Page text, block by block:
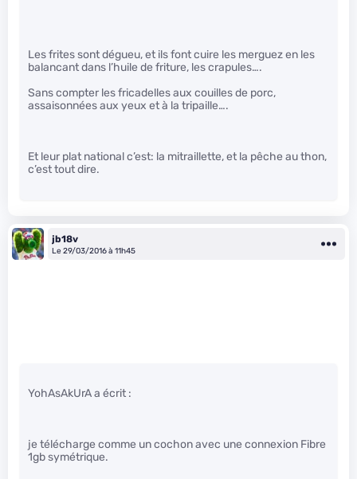
Les frites sont dégueu, et ils font cuire les merguez en les
balancant dans l’huile de friture, les crapules….
Sans compter les fricadelles aux couilles de porc,
assaisonnées aux yeux et à la tripaille….
Et leur plat national c’est: la mitraillette, et la pêche au thon,
c’est tout dire.
jb18v
Le 29/03/2016 à 11h45
YohAsAkUrA a écrit :
je télécharge comme un cochon avec une connexion Fibre
1gb symétrique.